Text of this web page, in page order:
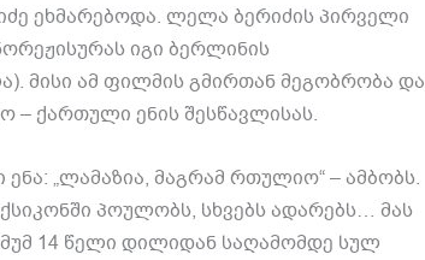
ეხმარებოდა. ლელა ბერიძის პირველი
იგი ბერლინის
მისი ამ ფილმის გმირთან მეგობრობა და
– ქართული ენის შესწავლისას.
„ლამაზია, მაგრამ რთულიო“ – ამბობს.
პოულობს, სხვებს ადარებს… მას
14 წელი დილიდან საღამომდე სულ